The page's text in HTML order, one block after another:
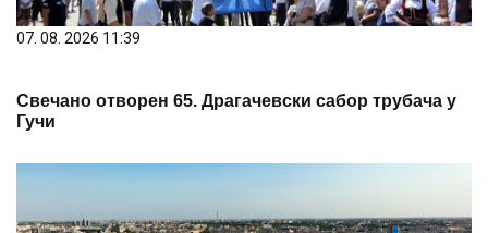
07. 08. 2026 11:39
Свечано отворен 65. Драгачевски сабор трубача у
Гучи